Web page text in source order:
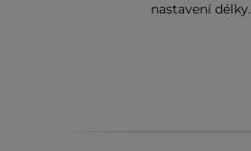
nastavení délky.